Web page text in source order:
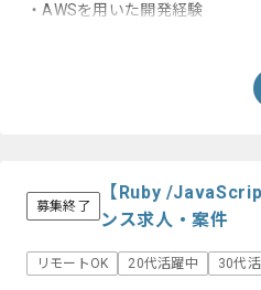
・AWSを用いた開発経験
募集終了
【Ruby /
ンス求人・案件
リモートOK 20代活躍中 30代